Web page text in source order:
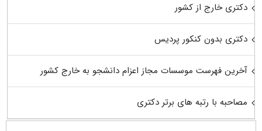
دکتری خارج از کشور
دکتری بدون کنکور پردیس
آخرین فهرست موسسات مجاز اعزام دانشجو به خارج کشور
مصاحبه با رتبه های برتر دکتری